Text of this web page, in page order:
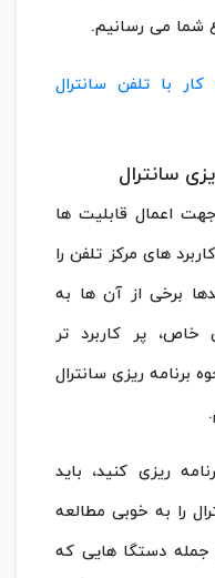
شما می رسانیم.
با تلفن سانترال
سانترال
اعمال قابلیت ها
های مرکز تلفن را
برخی از آن ها به
خاص، پر کاربرد تر
برنامه ریزی سانترال
ریزی کنید، باید
را به خوبی مطالعه
جمله دستگا هایی که